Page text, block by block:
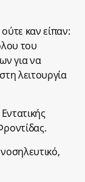
καν είπαν:
του
για να
λειτουργία